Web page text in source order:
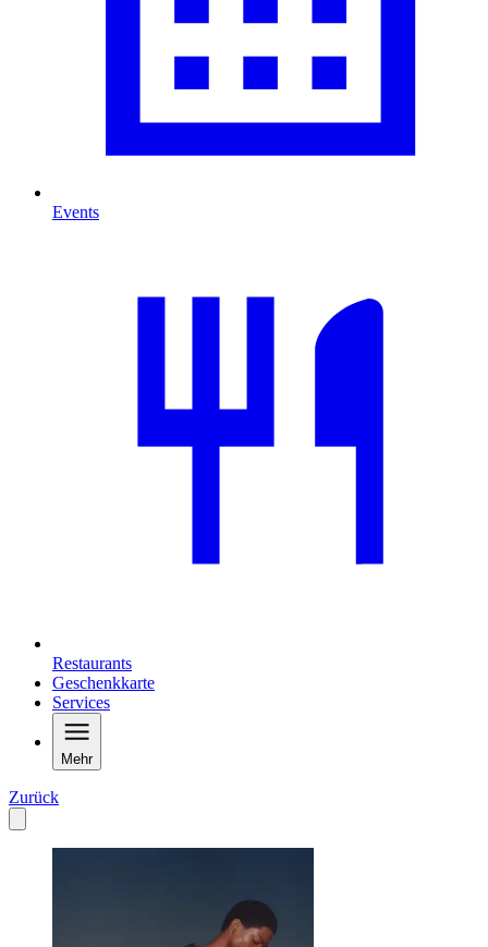
Events
Restaurants
Geschenkkarte
Services
Mehr
Zurück